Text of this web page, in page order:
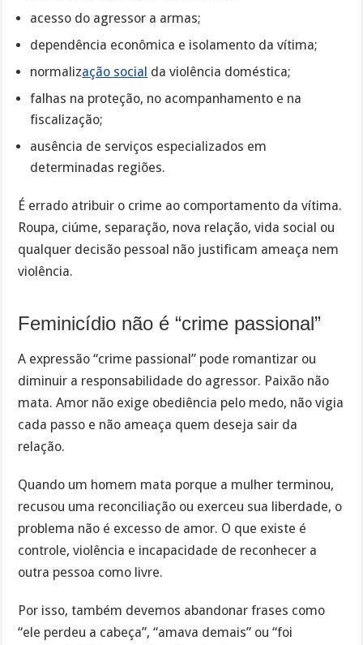
acesso do agressor a armas;
dependência econômica e isolamento da vítima;
normalização social da violência doméstica;
falhas na proteção, no acompanhamento e na
fiscalização;
ausência de serviços especializados em
determinadas regiões.
É errado atribuir o crime ao comportamento da vítima.
Roupa, ciúme, separação, nova relação, vida social ou
qualquer decisão pessoal não justificam ameaça nem
violência.
Feminicídio não é “crime passional”
A expressão “crime passional” pode romantizar ou
diminuir a responsabilidade do agressor. Paixão não
mata. Amor não exige obediência pelo medo, não vigia
cada passo e não ameaça quem deseja sair da
relação.
Quando um homem mata porque a mulher terminou,
recusou uma reconciliação ou exerceu sua liberdade, o
problema não é excesso de amor. O que existe é
controle, violência e incapacidade de reconhecer a
outra pessoa como livre.
Por isso, também devemos abandonar frases como
“ele perdeu a cabeça”, “amava demais” ou “foi